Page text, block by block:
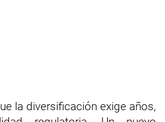
la diversificación exige años,